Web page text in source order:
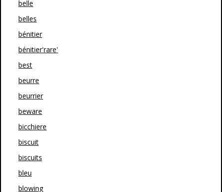
belle
belles
bénitier
bénitier'rare'
best
beurre
beurrier
beware
bicchiere
biscuit
biscuits
bleu
blowing